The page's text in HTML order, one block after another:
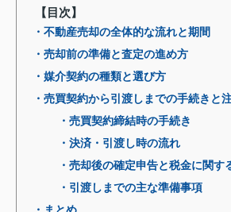
【目次】
・不動産売却の全体的な流れと期間
・売却前の準備と査定の進め方
・媒介契約の種類と選び方
・売買契約から引渡しまでの手続きと
・売買契約締結時の手続き
・決済・引渡し時の流れ
・売却後の確定申告と税金に関す
・引渡しまでの主な準備事項